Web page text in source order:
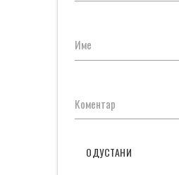
Име
Коментар
ОДУСТАНИ